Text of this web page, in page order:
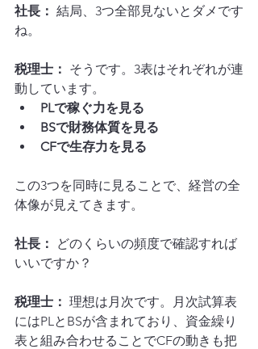
社長： 結局、3つ全部見ないとダメです
ね。
税理士： そうです。3表はそれぞれが連
動しています。
PLで稼ぐ力を見る
BSで財務体質を見る
CFで生存力を見る
この3つを同時に見ることで、経営の全
体像が見えてきます。
社長：
どのくらいの頻度で確認すれば
いいですか？
税理士： 理想は月次です。月次試算表
にはPLとBSが含まれており、資金繰り
表と組み合わせることでCFの動きも把